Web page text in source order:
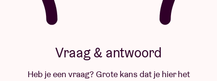
Vraag & antwoord
Heb je een vraag? Grote kans dat je hier het